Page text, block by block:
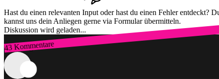
Hast du einen relevanten Input oder hast du einen Fehler entdeckt?
kannst uns dein Anliegen gerne via Formular übermitteln.
Diskussion wird geladen...
43 Kommentare
Zum Login